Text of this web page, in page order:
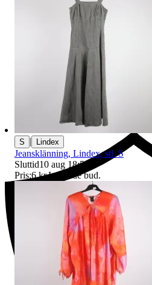
Ersättning om du inte får din vara
S | Lindex
Jeansklänning, Lindex, stl. S
Sluttid10 aug 18:59
Pris:6 kr,Ledande bud.